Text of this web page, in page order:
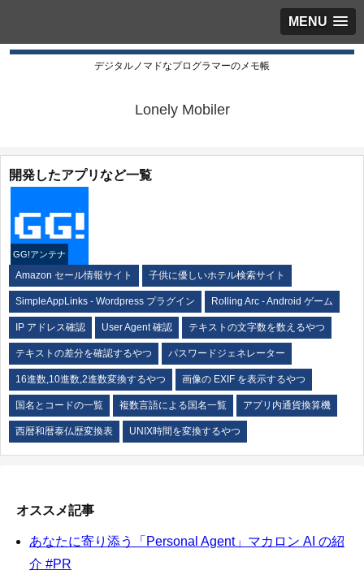
MENU
デジタルノマドなプログラマーのメモ帳
Lonely Mobiler
開発したアプリなど一覧
GG!アンテナ
Amazon セール情報サイト 子供に優しいホテル検索サイト
SimpleAppLinks - Wordpress プラグイン Rolling Arc - Android ゲーム
IP アドレス確認 User Agent 確認 テキストの文字数を数えるやつ
テキストの差分を確認するやつ パスワードジェネレーター
16進数,10進数,2進数変換するやつ 画像の EXIF を表示するやつ
国名とコードの一覧 複数言語による国名一覧 アプリ内通貨換算機
西暦和暦泰仏歴変換表 UNIX時間を変換するやつ
オススメ記事
あなたに寄り添う「Personal Agent」マカロン AI の紹
介 #PR